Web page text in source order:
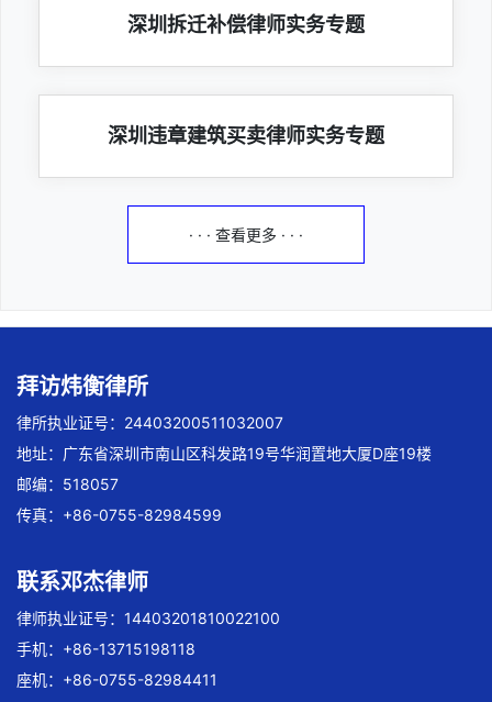
深圳拆迁补偿律师实务专题
深圳违章建筑买卖律师实务专题
· · · 查看更多 · · ·
拜访炜衡律所
律所执业证号：24403200511032007
地址：广东省深圳市南山区科发路19号华润置地大厦D座19楼
邮编：518057
传真：+86-0755-82984599
联系邓杰律师
律师执业证号：14403201810022100
手机：+86-13715198118
座机：+86-0755-82984411